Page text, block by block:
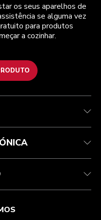
os seus aparelhos de
se alguma vez
para produtos
a cozinhar.